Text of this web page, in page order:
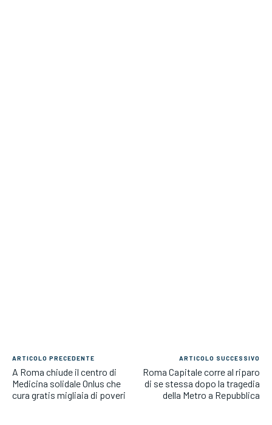
ARTICOLO PRECEDENTE
A Roma chiude il centro di
Medicina solidale Onlus che
cura gratis migliaia di poveri
ARTICOLO SUCCESSIVO
Roma Capitale corre al riparo
di se stessa dopo la tragedia
della Metro a Repubblica